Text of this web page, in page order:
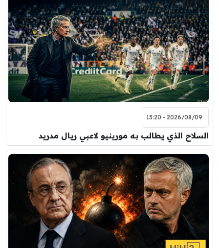
2026/08/09 - 13:20
السلاح الذي يطالب به مورينيو لاعبي ريال مدريد